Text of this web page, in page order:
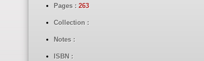
Pages :263
Collection :
Notes :
ISBN :